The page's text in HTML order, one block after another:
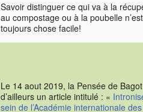
Savoir distinguer ce qui va à la
au compostage ou à la poubelle
toujours chose facile!
Le 14 aout 2019, la Pensée de
d’ailleurs un article intitulé : «
sein de l’Académie internationale